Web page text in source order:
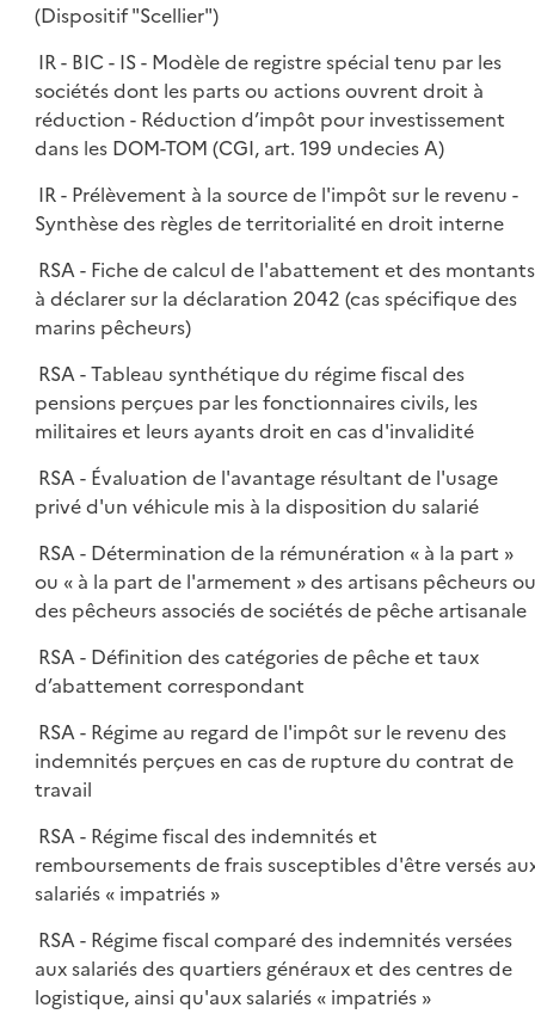
(Dispositif "Scellier")
IR - BIC - IS - Modèle de registre spécial tenu par les
sociétés dont les parts ou actions ouvrent droit à
réduction - Réduction d’impôt pour investissement
dans les DOM-TOM (CGI, art. 199 undecies A)
IR - Prélèvement à la source de l'impôt sur le revenu -
Synthèse des règles de territorialité en droit interne
RSA - Fiche de calcul de l'abattement et des montants
à déclarer sur la déclaration 2042 (cas spécifique des
marins pêcheurs)
RSA - Tableau synthétique du régime fiscal des
pensions perçues par les fonctionnaires civils, les
militaires et leurs ayants droit en cas d'invalidité
RSA - Évaluation de l'avantage résultant de l'usage
privé d'un véhicule mis à la disposition du salarié
RSA - Détermination de la rémunération « à la part »
ou « à la part de l'armement » des artisans pêcheurs ou
des pêcheurs associés de sociétés de pêche artisanale
RSA - Définition des catégories de pêche et taux
d’abattement correspondant
RSA - Régime au regard de l'impôt sur le revenu des
indemnités perçues en cas de rupture du contrat de
travail
RSA - Régime fiscal des indemnités et
remboursements de frais susceptibles d'être versés
salariés « impatriés »
RSA - Régime fiscal comparé des indemnités versées
aux salariés des quartiers généraux et des centres de
logistique, ainsi qu'aux salariés « impatriés »